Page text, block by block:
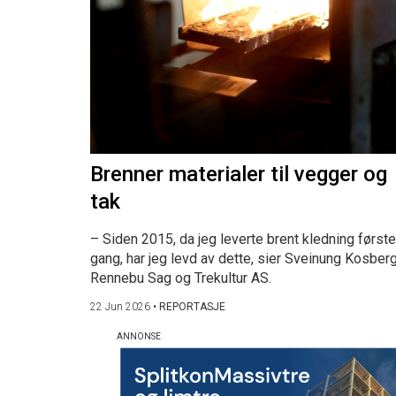
Brenner materialer til vegger og
tak
– Siden 2015, da jeg leverte brent kledning første
gang, har jeg levd av dette, sier Sveinung
Rennebu Sag og Trekultur AS.
22 Jun 2026 • REPORTASJE